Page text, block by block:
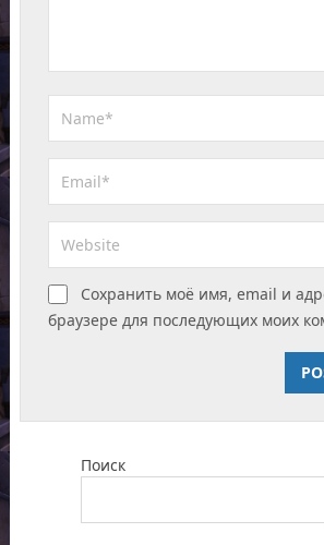
Сохранить моё имя, email и
браузере для последующих моих
Поиск